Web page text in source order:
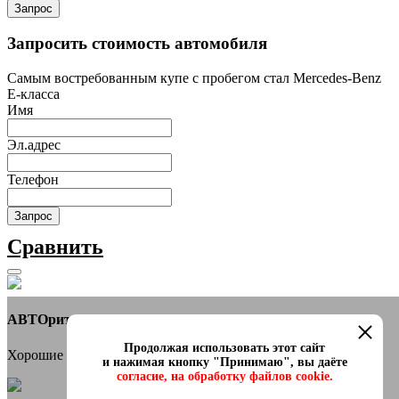
Запрос
Запросить стоимость автомобиля
Самым востребованным купе с пробегом стал Mercedes-Benz
E-класса
Имя
Эл.адрес
Телефон
Запрос
Сравнить
АВТОритет Автосалон
Хорошие новости
Продолжая использовать этот сайт
и нажимая кнопку "Принимаю", вы даёте
согласие, на обработку файлов cookie.